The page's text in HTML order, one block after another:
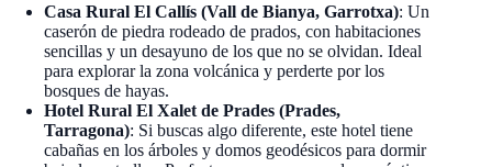
Casa Rural El Callís (Vall de Bianya, Garrotxa): Un
caserón de piedra rodeado de prados, con habitaciones
sencillas y un desayuno de los que no se olvidan. Ideal
para explorar la zona volcánica y perderte por los
bosques de hayas.
Hotel Rural El Xalet de Prades (Prades,
Tarragona): Si buscas algo diferente, este hotel tiene
cabañas en los árboles y domos geodésicos para dormir